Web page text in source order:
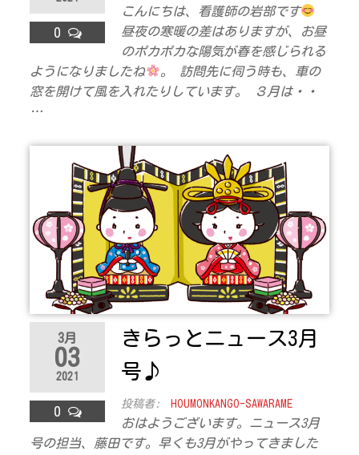
0
こんにちは、看護師の岩部です
昼夜の寒暖の差はありますが、お昼
のポカポカな陽気が春を感じられる
ようになりましたね
。 訪問先に伺う時も、車の
窓を開けて風を入れたりしています。 ３月は・・
…
3月
03
2021
0
きらっとニュース3月
号♪
投稿者: HOUMONKANGO-SAWARAME
おはようございます。ニュース3月
号の担当、藤田です。早くも3月がやってきました